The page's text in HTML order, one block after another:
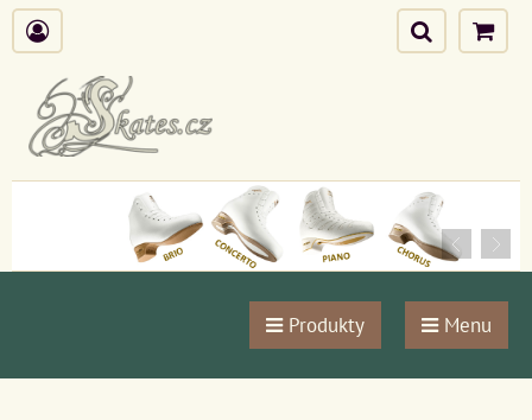
Produkty Menu